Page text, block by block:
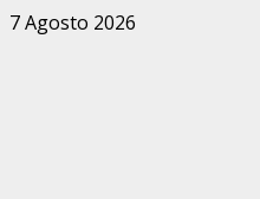
Zum
7 Agosto 2026